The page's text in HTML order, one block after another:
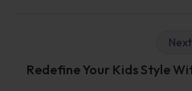
Next
Redefine Your Kids Style